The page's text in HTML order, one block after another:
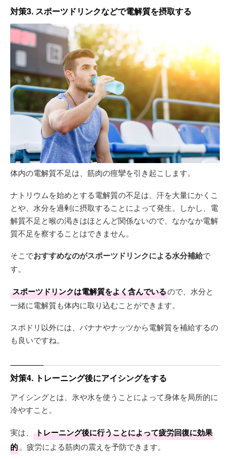
対策3. スポーツドリンクなどで電解質を摂取する
体内の電解質不足は、筋肉の痙攣を引き起こします。
ナトリウムを始めとする電解質の不足は、汗を大量にかくこ
とや、水分を過剰に摂取することによって発生。しかし、電
解質不足と喉の渇きはほとんど関係ないので、なかなか電解
質不足を察することはできません。
そこでおすすめなのがスポーツドリンクによる水分補給で
す。
スポーツドリンクは電解質をよく含んでいるので、水分と
一緒に電解質も体内に取り込むことができます。
スポドリ以外には、バナナやナッツから電解質を補給するの
も良いですね。
対策4. トレーニング後にアイシングをする
アイシングとは、氷や水を使うことによって身体を局所的に
冷やすこと。
実は、
トレーニング後に行うことによって疲労回復に効果
的。疲労による筋肉の震えを予防できます。